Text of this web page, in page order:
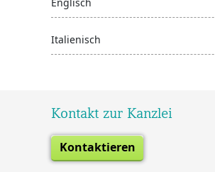
Italienisch
Kontakt zur Kanzlei
Kontaktieren